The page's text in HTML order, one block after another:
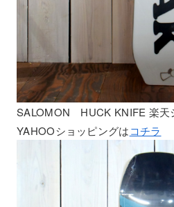
SALOMON HUCK KNIFE 楽天
YAHOOショッピングはコチラ